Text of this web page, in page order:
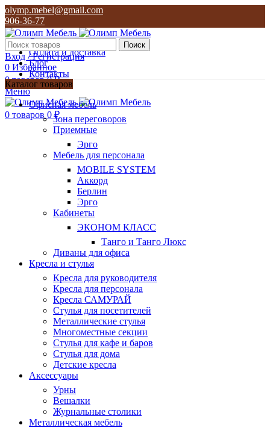
olymp.mebel@gmail.com
906-36-77
О нас
Оплата и доставка
Блог
Контакты
906-36-77
Поиск
Вход / Регистрация
0 Избранное
0товаров 0₽
Меню
0 товаров 0₽
Каталог товаров
Офисная мебель
Зона переговоров
Приемные
Эрго
Мебель для персонала
MOBILE SYSTEM
Аккорд
Берлин
Эрго
Кабинеты
ЭКОНОМ КЛАСС
Танго и Танго Люкс
Диваны для офиса
Кресла и стулья
Кресла для руководителя
Кресла для персонала
Кресла САМУРАЙ
Стулья для посетителей
Металлические стулья
Многоместные секции
Стулья для кафе и баров
Стулья для дома
Детские кресла
Аксессуары
Урны
Вешалки
Журнальные столики
Металлическая мебель